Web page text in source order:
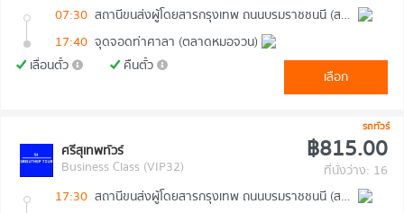
07:30
สถานีขนส่งผู้โดยสารกรุงเทพ ถนนบรมราชชนนี (สายใต้ใหม่)
17:40 จุดจอดท่าศาลา (ตลาดหมอจวน)
เลื่อนตั๋ว
คืนตั๋ว
เลือก
รถทัวร์
ศรีสุเทพทัวร์
Business Class (VIP32)
฿815.00
ที่นั่งว่าง: 16
17:30
สถานีขนส่งผู้โดยสารกรุงเทพ ถนนบรมราชชนนี (สายใต้ใหม่)